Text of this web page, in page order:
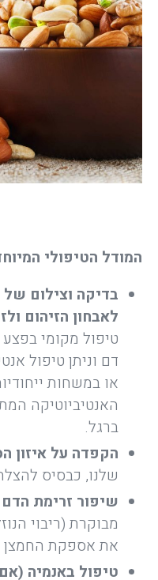
המודל הטיפולי
בדיקה וצילום
לאבחון הזיהום
טיפול מקומי
דם וניתן טיפול
או במשחות
האנטיביוטיקה
ברגל.
הקפדה על איזון
שלנו, כבסיס
שיפור זרימת הדם
מבוקרת (ריבוי
את אספקת החמצן
טיפול באנמיה